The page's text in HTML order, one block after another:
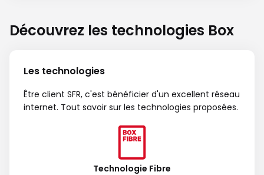
Découvrez les technologies Box
Les technologies
Être client SFR, c'est bénéficier d'un excellent réseau
internet. Tout savoir sur les technologies proposées.
Technologie Fibre